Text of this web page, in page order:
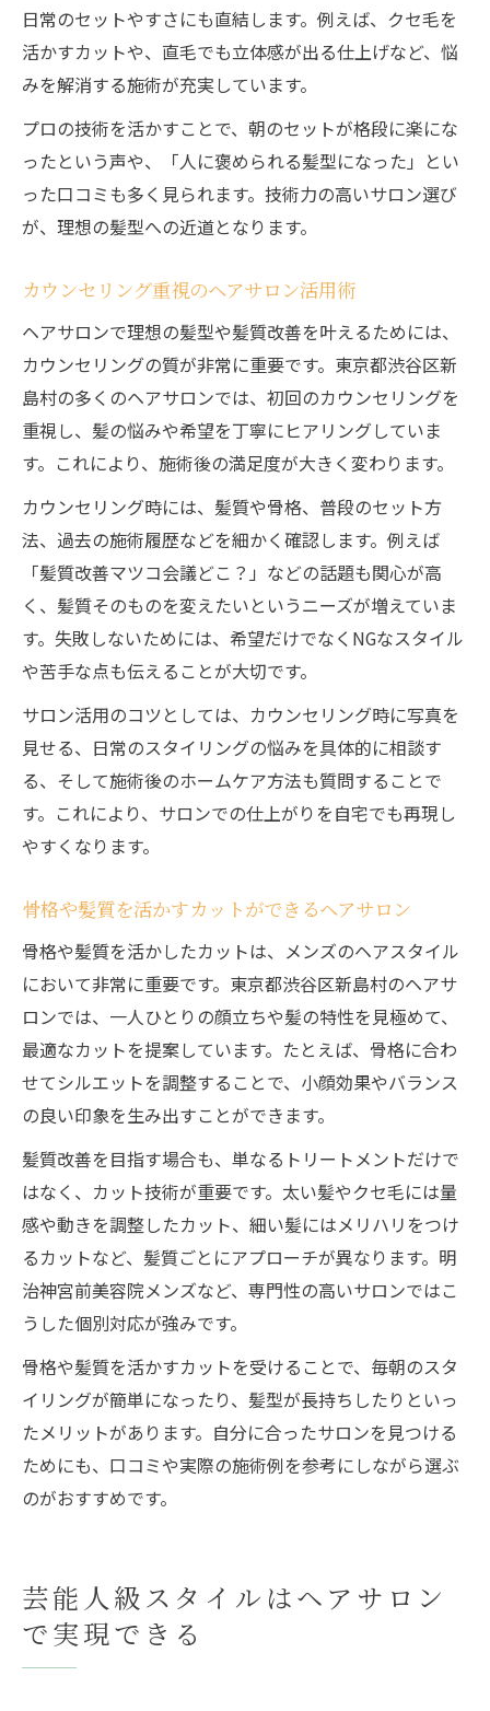
日常のセットやすさにも直結します。例えば、クセ毛を
活かすカットや、直毛でも立体感が出る仕上げなど、悩
みを解消する施術が充実しています。
プロの技術を活かすことで、朝のセットが格段に楽にな
ったという声や、「人に褒められる髪型になった」とい
った口コミも多く見られます。技術力の高いサロン選び
が、理想の髪型への近道となります。
カウンセリング重視のヘアサロン活用術
ヘアサロンで理想の髪型や髪質改善を叶えるためには、
カウンセリングの質が非常に重要です。東京都渋谷区新
島村の多くのヘアサロンでは、初回のカウンセリングを
重視し、髪の悩みや希望を丁寧にヒアリングしていま
す。これにより、施術後の満足度が大きく変わります。
カウンセリング時には、髪質や骨格、普段のセット方
法、過去の施術履歴などを細かく確認します。例えば
「髪質改善マツコ会議どこ？」などの話題も関心が高
く、髪質そのものを変えたいというニーズが増えていま
す。失敗しないためには、希望だけでなくNGなスタイル
や苦手な点も伝えることが大切です。
サロン活用のコツとしては、カウンセリング時に写真を
見せる、日常のスタイリングの悩みを具体的に相談す
る、そして施術後のホームケア方法も質問することで
す。これにより、サロンでの仕上がりを自宅でも再現し
やすくなります。
骨格や髪質を活かすカットができるヘアサロン
骨格や髪質を活かしたカットは、メンズのヘアスタイル
において非常に重要です。東京都渋谷区新島村のヘアサ
ロンでは、一人ひとりの顔立ちや髪の特性を見極めて、
最適なカットを提案しています。たとえば、骨格に合わ
せてシルエットを調整することで、小顔効果やバランス
の良い印象を生み出すことができます。
髪質改善を目指す場合も、単なるトリートメントだけで
はなく、カット技術が重要です。太い髪やクセ毛には量
感や動きを調整したカット、細い髪にはメリハリをつけ
るカットなど、髪質ごとにアプローチが異なります。明
治神宮前美容院メンズなど、専門性の高いサロンではこ
うした個別対応が強みです。
骨格や髪質を活かすカットを受けることで、毎朝のスタ
イリングが簡単になったり、髪型が長持ちしたりといっ
たメリットがあります。自分に合ったサロンを見つける
ためにも、口コミや実際の施術例を参考にしながら選ぶ
のがおすすめです。
芸能人級スタイルはヘアサロン
で実現できる